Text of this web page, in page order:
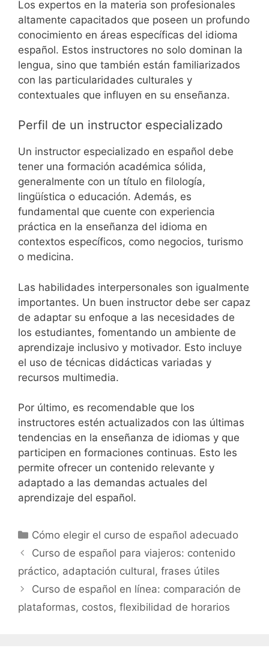
Los expertos en la materia son profesionales
altamente capacitados que poseen un profundo
conocimiento en áreas específicas del idioma
español. Estos instructores no solo dominan la
lengua, sino que también están familiarizados
con las particularidades culturales y
contextuales que influyen en su enseñanza.
Perfil de un instructor especializado
Un instructor especializado en español debe
tener una formación académica sólida,
generalmente con un título en filología,
lingüística o educación. Además, es
fundamental que cuente con experiencia
práctica en la enseñanza del idioma en
contextos específicos, como negocios, turismo
o medicina.
Las habilidades interpersonales son igualmente
importantes. Un buen instructor debe ser capaz
de adaptar su enfoque a las necesidades de
los estudiantes, fomentando un ambiente de
aprendizaje inclusivo y motivador. Esto incluye
el uso de técnicas didácticas variadas y
recursos multimedia.
Por último, es recomendable que los
instructores estén actualizados con las últimas
tendencias en la enseñanza de idiomas y que
participen en formaciones continuas. Esto les
permite ofrecer un contenido relevante y
adaptado a las demandas actuales del
aprendizaje del español.
Categories
Cómo elegir el curso de español adecuado
Curso de español para viajeros: contenido
práctico, adaptación cultural, frases útiles
Curso de español en línea: comparación de
plataformas, costos, flexibilidad de horarios